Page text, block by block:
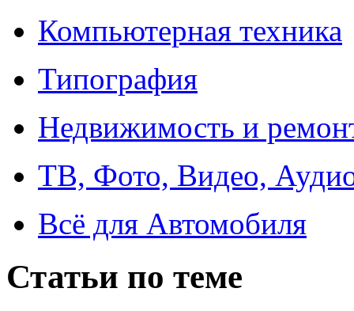
Компьютерная техника
Типография
Недвижимость и
ТВ, Фото, Видео,
Всё для Автомобиля
Статьи по теме